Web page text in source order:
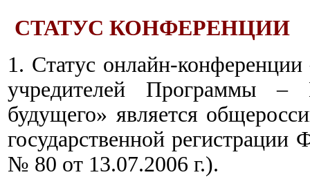
СТАТУС КОНФЕРЕНЦИИ
1. Статус онлайн-
учредителей Программы –
будущего» является
государственной
№ 80 от 13.07.2006 г.).